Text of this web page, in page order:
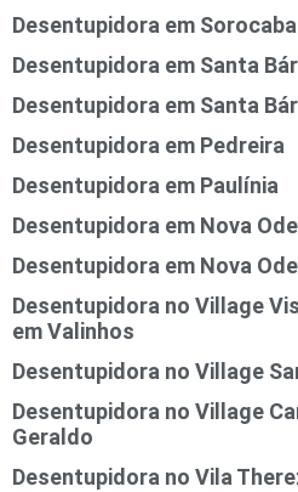
Desentupidora em Sorocaba
Desentupidora em Santa
Desentupidora em Santa
Desentupidora em Pedreira
Desentupidora em Paulínia
Desentupidora em Nova
Desentupidora em Nova
Desentupidora no Village
em Valinhos
Desentupidora no Village
Desentupidora no Village
Geraldo
Desentupidora no Vila